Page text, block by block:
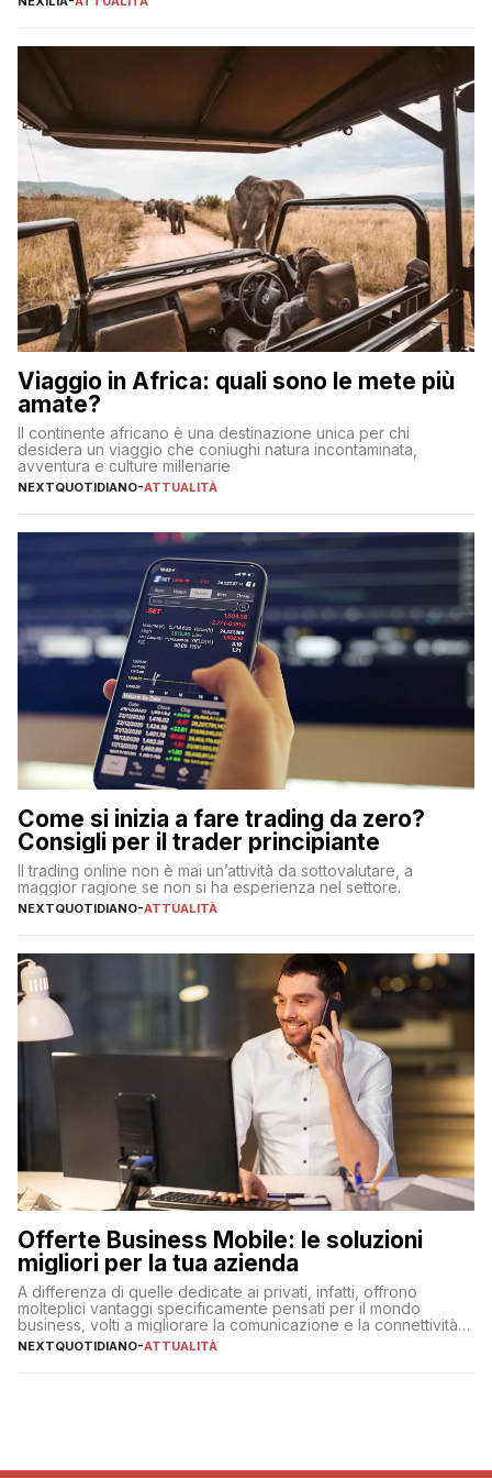
sul […]
Viaggio in Africa: quali sono le mete più
amate?
Il continente africano è una destinazione unica per chi
desidera un viaggio che coniughi natura incontaminata,
avventura e culture millenarie
NEXTQUOTIDIANO-ATTUALITÀ
Come si inizia a fare trading da zero?
Consigli per il trader principiante
Il trading online non è mai un’attività da sottovalutare, a
maggior ragione se non si ha esperienza nel settore.
NEXTQUOTIDIANO-ATTUALITÀ
Offerte Business Mobile: le soluzioni
migliori per la tua azienda
A differenza di quelle dedicate ai privati, infatti, offrono
molteplici vantaggi specificamente pensati per il mondo
business, volti a migliorare la comunicazione e la connettività
degli utenti
NEXTQUOTIDIANO-ATTUALITÀ